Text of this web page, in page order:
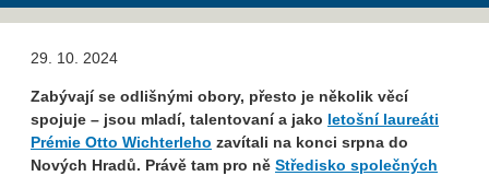
29. 10. 2024
Zabývají se odlišnými obory, přesto je několik věcí
spojuje – jsou mladí, talentovaní a jako letošní laureáti
Prémie Otto Wichterleho zavítali na konci srpna do
Nových Hradů. Právě tam pro ně Středisko společných